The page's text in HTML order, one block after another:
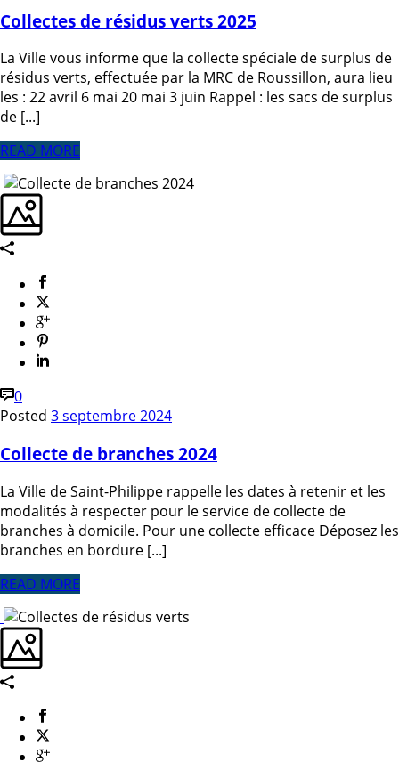
Collectes de résidus verts 2025
La Ville vous informe que la collecte spéciale de surplus de
résidus verts, effectuée par la MRC de Roussillon, aura lieu
les : 22 avril 6 mai 20 mai 3 juin Rappel : les sacs de surplus
de [...]
READ MORE
0
Posted 3 septembre 2024
Collecte de branches 2024
La Ville de Saint-Philippe rappelle les dates à retenir et les
modalités à respecter pour le service de collecte de
branches à domicile. Pour une collecte efficace Déposez les
branches en bordure [...]
READ MORE